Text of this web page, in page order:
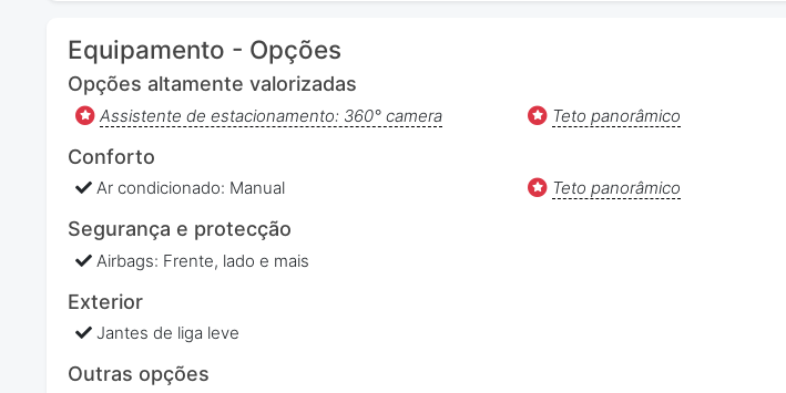
Equipamento - Opções
Opções altamente valorizadas
Assistente de estacionamento: 360° camera Teto panorâmico
Conforto
Ar condicionado: Manual Teto panorâmico
Segurança e protecção
Airbags: Frente, lado e mais
Exterior
Jantes de liga leve
Outras opções